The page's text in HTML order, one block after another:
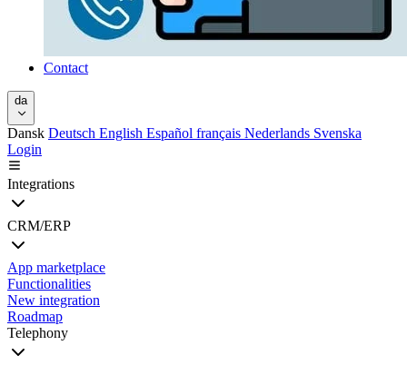
Contact
da
Dansk Deutsch English Español français Nederlands Svenska
Login
Integrations
CRM/ERP
App marketplace
Functionalities
New integration
Roadmap
Telephony